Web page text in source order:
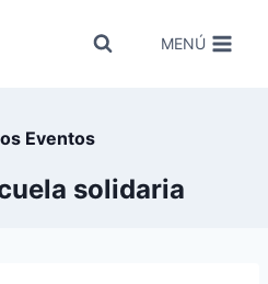
MENÚ
Eventos
solidaria